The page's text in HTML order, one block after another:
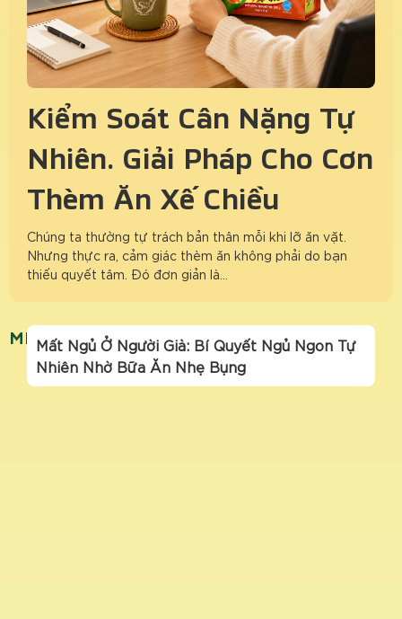
Kiểm Soát Cân Nặng Tự
Nhiên: Giải Pháp Cho Cơn
Thèm Ăn Xế Chiều
Chúng ta thường tự trách bản thân mỗi khi lỡ ăn vặt.
Nhưng thực ra, cảm giác thèm ăn không phải do bạn
thiếu quyết tâm. Đó đơn giản là…
MẸO NGỦ NGON CHO NGƯỜI GIÀ
Mất Ngủ Ở Người Già: Bí Quyết Ngủ Ngon Tự
Nhiên Nhờ Bữa Ăn Nhẹ Bụng